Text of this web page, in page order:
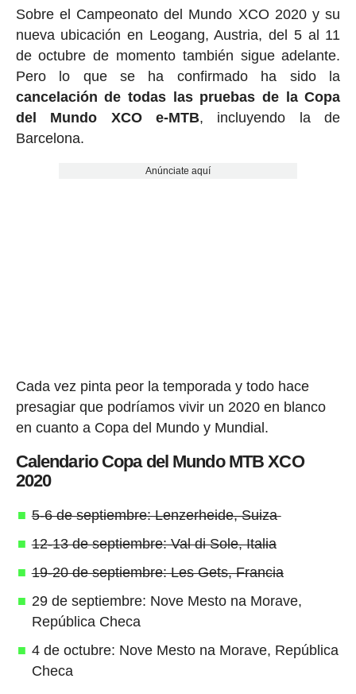
Sobre el Campeonato del Mundo XCO 2020 y su
nueva ubicación en Leogang, Austria, del 5 al 11
de octubre de momento también sigue adelante.
Pero lo que se ha confirmado ha sido la
cancelación de todas las pruebas de la Copa
del Mundo XCO e-MTB, incluyendo la de
Barcelona.
Anúnciate aquí
Cada vez pinta peor la temporada y todo hace
presagiar que podríamos vivir un 2020 en blanco
en cuanto a Copa del Mundo y Mundial.
Calendario Copa del Mundo MTB XCO
2020
5-6 de septiembre: Lenzerheide, Suiza
12-13 de septiembre: Val di Sole, Italia
19-20 de septiembre: Les Gets, Francia
29 de septiembre: Nove Mesto na Morave,
República Checa
4 de octubre: Nove Mesto na Morave, República
Checa